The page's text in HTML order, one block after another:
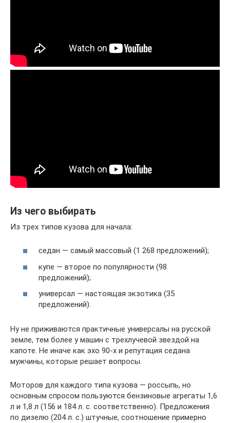
Из чего выбирать
Из трех типов кузова для начала:
седан — самый массовый (1 268 предложений);
купе — второе по популярности (98
предложений);
универсал — настоящая экзотика (35
предложений).
Ну не приживаются практичные универсалы на русской
земле, тем более у машин с трехлучевой звездой на
капоте. Не иначе как эхо 90-х и репутация седана
мужчины, которые решает вопросы.
Моторов для каждого типа кузова — россыпь, но
основным спросом пользуются бензиновые агрегаты 1,6
л и 1,8 л (156 и 184 л. с. соответственно). Предложения
по дизелю (204 л. с.) штучные, соотношение примерно